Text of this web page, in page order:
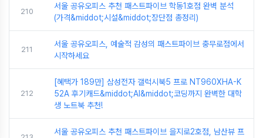
210
서울 공유오피스 추천 패스트파이브 학동1호점 완벽 분석
(가격&middot;시설&middot;장단점 총정리)
211
서울 공유오피스, 예술적 감성의 패스트파이브 충무로점에서
시작하세요
212
[혜택가 189만] 삼성전자 갤럭시북5 프로 NT960XHA-K
52A 후기캐드&middot;AI&middot;코딩까지 완벽한 대학
생 노트북 추천!
서울 공유오피스 추천 패스트파이브 을지로2호점, 남산뷰 프